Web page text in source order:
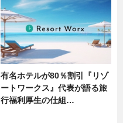
有名ホテルが80％割引『リゾ
ートワークス』代表が語る旅
行福利厚生の仕組…